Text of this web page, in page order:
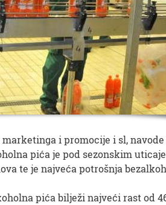
i promocije i sl, navode
pića je pod sezonskim
te je najveća potrošnja
pića bilježi najveći rast od